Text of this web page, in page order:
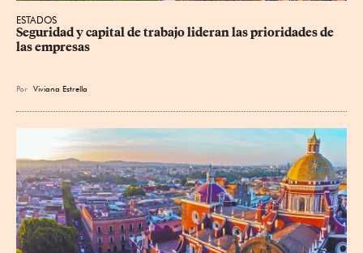
ESTADOS
Seguridad y capital de trabajo lideran las prioridades de
las empresas
Por Viviana Estrella